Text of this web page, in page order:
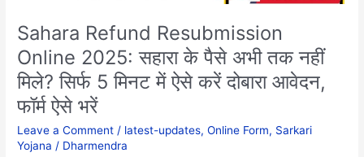
Sahara Refund Resubmission
Online 2025: सहारा के पैसे अभी तक नहीं
मिले? सिर्फ 5 मिनट में ऐसे करें दोबारा आवेदन,
फॉर्म ऐसे भरें
Leave a Comment / latest-updates,Online Form, Sarkari
Yojana / Dharmendra
मिले?
सिर्फ
5
मिनट
ऐसे
करें
दोबारा